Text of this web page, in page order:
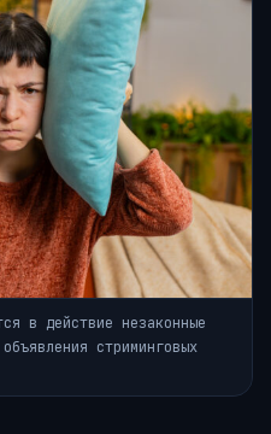
в действие незаконные
стриминговых